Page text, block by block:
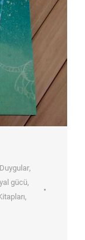
Duygular,
gücü,
,